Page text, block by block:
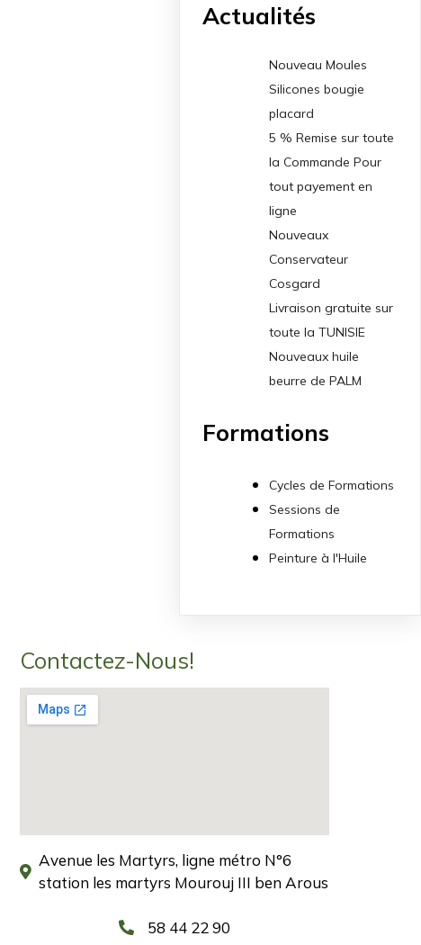
Actualités
Nouveau Moules
Silicones bougie
placard
5 % Remise sur toute
la Commande Pour
tout payement en
ligne
Nouveaux
Conservateur
Cosgard
Livraison gratuite sur
toute la TUNISIE
Nouveaux huile
beurre de PALM
Formations
Cycles de Formations
Sessions de
Formations
Peinture à l'Huile
Contactez-Nous!
Avenue les Martyrs, ligne métro N°6
station les martyrs Mourouj III ben Arous
58 44 22 90